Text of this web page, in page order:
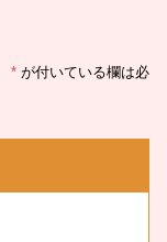
* が付いている欄は必